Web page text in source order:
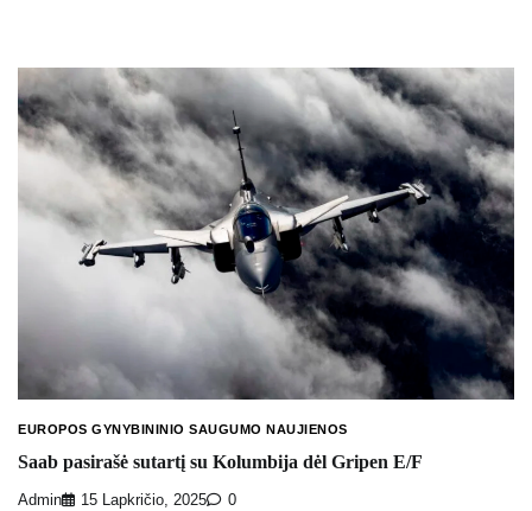
EUROPOS GYNYBININIO SAUGUMO NAUJIENOS
Saab pasirašė sutartį su Kolumbija dėl Gripen E/F
Admin 15 Lapkričio, 2025 0